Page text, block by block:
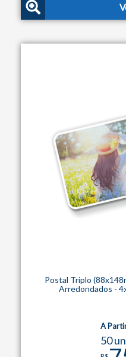
Postal Triplo
Arredondados -
A
50